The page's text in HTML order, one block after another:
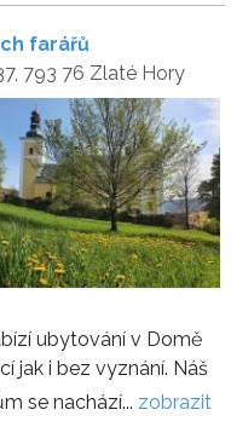
farářů
793 76 Zlaté Hory
ubytování v Domě
jak i bez vyznání. Náš
se nachází... zobrazit